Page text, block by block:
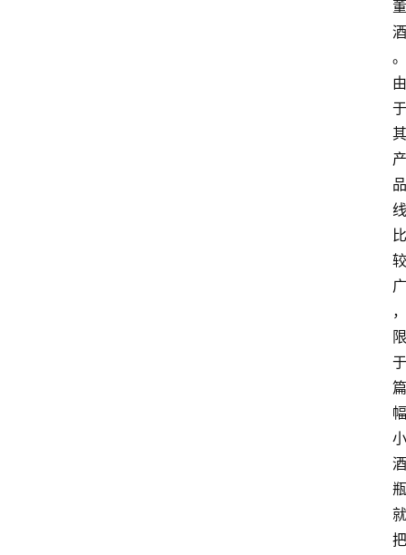
董
酒
。
由
于
其
产
品
线
比
较
广
，
限
于
篇
幅
小
酒
瓶
就
把